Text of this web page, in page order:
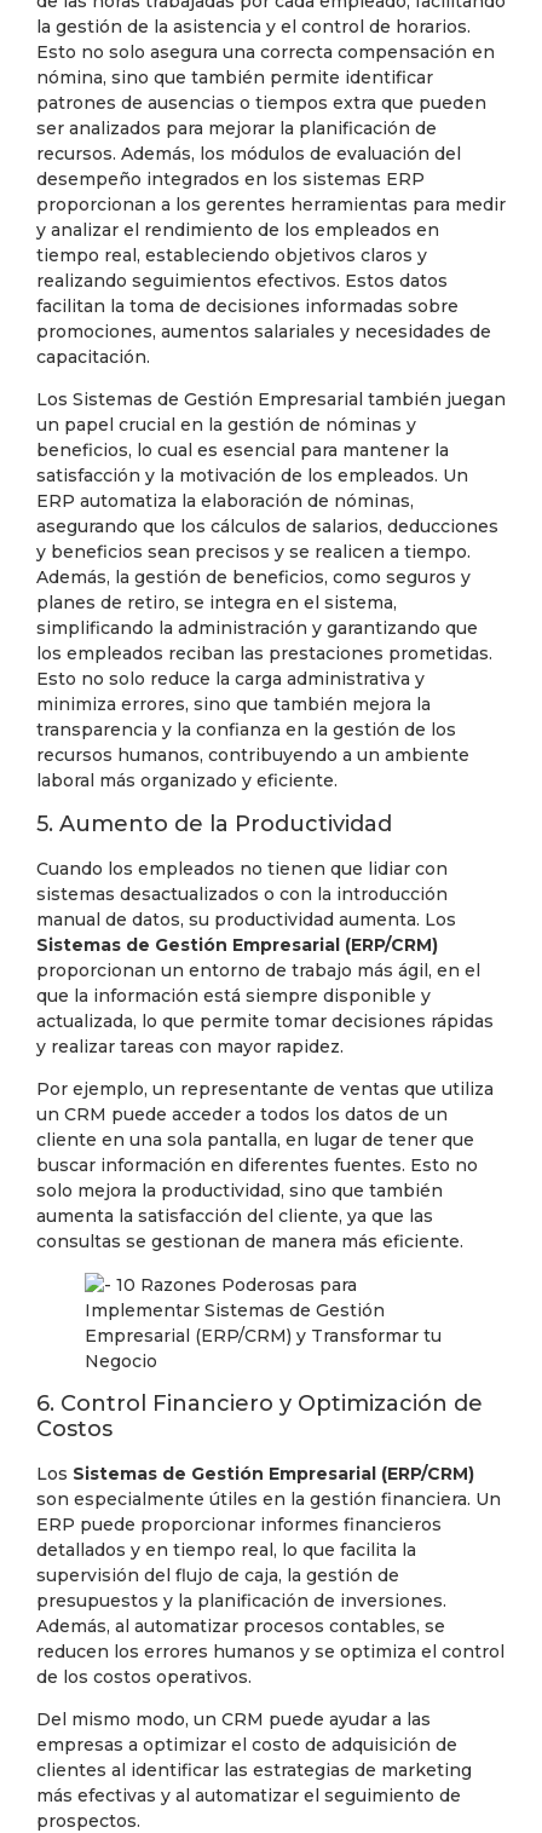
la gestión de la asistencia y el control de horarios.
Esto no solo asegura una correcta compensación en
nómina, sino que también permite identificar
patrones de ausencias o tiempos extra que pueden
ser analizados para mejorar la planificación de
recursos. Además, los módulos de evaluación del
desempeño integrados en los sistemas ERP
proporcionan a los gerentes herramientas para medir
y analizar el rendimiento de los empleados en
tiempo real, estableciendo objetivos claros y
realizando seguimientos efectivos. Estos datos
facilitan la toma de decisiones informadas sobre
promociones, aumentos salariales y necesidades de
capacitación.
Los Sistemas de Gestión Empresarial también juegan
un papel crucial en la gestión de nóminas y
beneficios, lo cual es esencial para mantener la
satisfacción y la motivación de los empleados. Un
ERP automatiza la elaboración de nóminas,
asegurando que los cálculos de salarios, deducciones
y beneficios sean precisos y se realicen a tiempo.
Además, la gestión de beneficios, como seguros y
planes de retiro, se integra en el sistema,
simplificando la administración y garantizando que
los empleados reciban las prestaciones prometidas.
Esto no solo reduce la carga administrativa y
minimiza errores, sino que también mejora la
transparencia y la confianza en la gestión de los
recursos humanos, contribuyendo a un ambiente
laboral más organizado y eficiente.
5. Aumento de la Productividad
Cuando los empleados no tienen que lidiar con
sistemas desactualizados o con la introducción
manual de datos, su productividad aumenta. Los
Sistemas de Gestión Empresarial (ERP/CRM)
proporcionan un entorno de trabajo más ágil, en el
que la información está siempre disponible y
actualizada, lo que permite tomar decisiones rápidas
y realizar tareas con mayor rapidez.
Por ejemplo, un representante de ventas que utiliza
un CRM puede acceder a todos los datos de un
cliente en una sola pantalla, en lugar de tener que
buscar información en diferentes fuentes. Esto no
solo mejora la productividad, sino que también
aumenta la satisfacción del cliente, ya que las
consultas se gestionan de manera más eficiente.
6. Control Financiero y Optimización de
Costos
Los Sistemas de Gestión Empresarial (ERP/CRM)
son especialmente útiles en la gestión financiera. Un
ERP puede proporcionar informes financieros
detallados y en tiempo real, lo que facilita la
supervisión del flujo de caja, la gestión de
presupuestos y la planificación de inversiones.
Además, al automatizar procesos contables, se
reducen los errores humanos y se optimiza el control
de los costos operativos.
Del mismo modo, un CRM puede ayudar a las
empresas a optimizar el costo de adquisición de
clientes al identificar las estrategias de marketing
más efectivas y al automatizar el seguimiento de
prospectos.